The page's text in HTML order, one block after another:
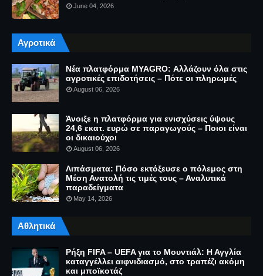
June 04, 2026
Αγροτικά
Νέα πλατφόρμα MYAGRO: Αλλάζουν όλα στις
αγροτικές επιδοτήσεις – Πότε οι πληρωμές
August 06, 2026
Άνοιξε η πλατφόρμα για ενισχύσεις ύψους
24,6 εκατ. ευρώ σε παραγωγούς – Ποιοι είναι
οι δικαιούχοι
August 06, 2026
Λιπάσματα: Πόσο εκτόξευσε ο πόλεμος στη
Μέση Ανατολή τις τιμές τους – Αναλυτικά
παραδείγματα
May 14, 2026
Αθλητικά
Ρήξη FIFA – UEFA για το Μουντιάλ: Η Αγγλία
καταγγέλλει αιφνιδιασμό, στο τραπέζι ακόμη
και μποϊκοτάζ